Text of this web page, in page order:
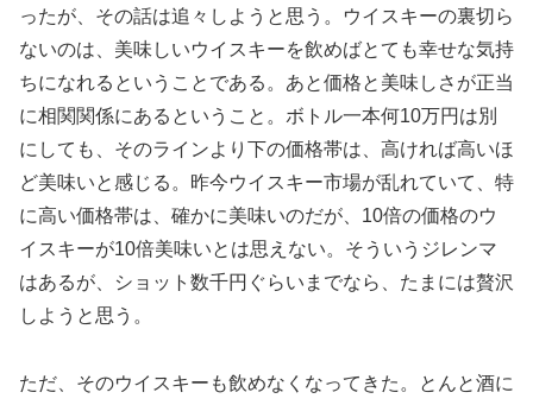
ったが、その話は追々しようと思う。ウイスキーの裏切ら
ないのは、美味しいウイスキーを飲めばとても幸せな気持
ちになれるということである。あと価格と美味しさが正当
に相関関係にあるということ。ボトル一本何10万円は別
にしても、そのラインより下の価格帯は、高ければ高いほ
ど美味いと感じる。昨今ウイスキー市場が乱れていて、特
に高い価格帯は、確かに美味いのだが、10倍の価格のウ
イスキーが10倍美味いとは思えない。そういうジレンマ
はあるが、ショット数千円ぐらいまでなら、たまには贅沢
しようと思う。
ただ、そのウイスキーも飲めなくなってきた。とんと酒に